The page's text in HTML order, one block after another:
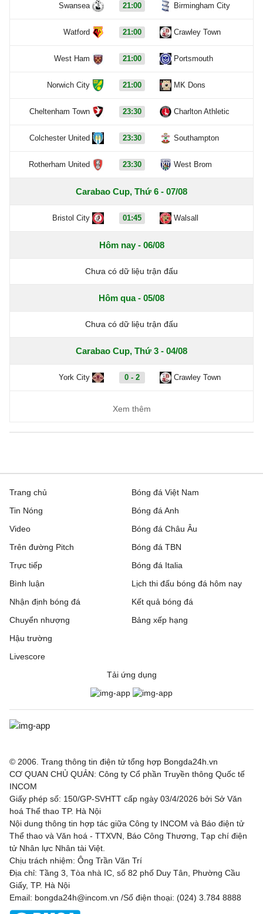
Swansea 21:00 Birmingham City
Watford 21:00 Crawley Town
West Ham 21:00 Portsmouth
Norwich City 21:00 MK Dons
Cheltenham Town 23:30 Charlton Athletic
Colchester United 23:30 Southampton
Rotherham United 23:30 West Brom
Carabao Cup, Thứ 6 - 07/08
Bristol City 01:45 Walsall
Hôm nay - 06/08
Chưa có dữ liệu trận đấu
Hôm qua - 05/08
Chưa có dữ liệu trận đấu
Carabao Cup, Thứ 3 - 04/08
York City 0 - 2 Crawley Town
Xem thêm
Trang chủ
Tin Nóng
Video
Trên đường Pitch
Trực tiếp
Bóng đá Việt Nam
Bóng đá Anh
Bóng đá Châu Âu
Bóng đá TBN
Bóng đá Italia
Bình luận
Nhận định bóng đá
Chuyển nhượng
Hậu trường
Livescore
Lịch thi đấu bóng đá hôm nay
Kết quả bóng đá
Bảng xếp hạng
Tải ứng dụng
© 2006. Trang thông tin điện tử tổng hợp Bongda24h.vn
CƠ QUAN CHỦ QUẢN: Công ty Cổ phần Truyền thông Quốc tế
INCOM
Giấy phép số: 150/GP-SVHTT cấp ngày 03/4/2026 bởi Sở Văn
hoá Thể thao TP. Hà Nội
Nội dung thông tin hợp tác giữa Công ty INCOM và Báo điện tử
Thể thao và Văn hoá - TTXVN, Báo Công Thương, Tạp chí điện
tử Nhân lực Nhân tài Việt.
Chịu trách nhiệm: Ông Trần Văn Trí
Địa chỉ: Tầng 3, Tòa nhà IC, số 82 phố Duy Tân, Phường Cầu
Giấy, TP. Hà Nội
Email: bongda24h@incom.vn /Số điện thoại: (024) 3.784 8888